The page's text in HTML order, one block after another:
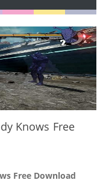
Knows Free
Free Download